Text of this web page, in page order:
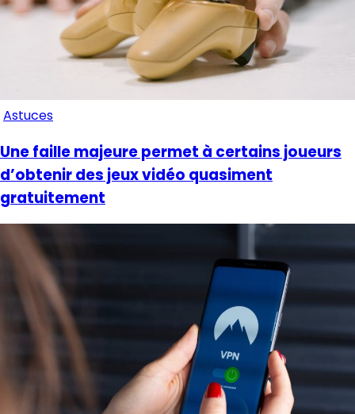
Astuces
Une faille majeure permet à certains joueurs
d’obtenir des jeux vidéo quasiment
gratuitement